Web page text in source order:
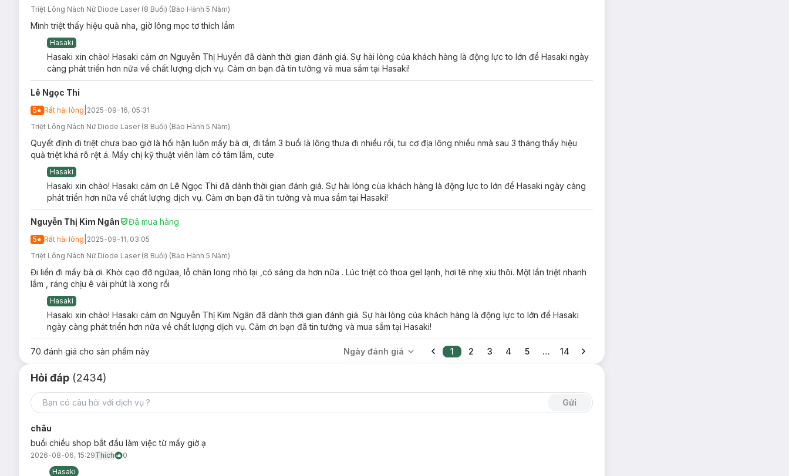
Quy trình triệt lông Diode Laser tại Hasaki Clinic
Đặc quyền liệu trình trọn gói khi khách hàng triệt lông tại Hasaki Clinic
Triệt lông công nghệ Diode Laser vùng nách là gì?
Triệt Lông Nách Nữ Diode Laser (8 Buổi) (Bảo Hành 5 Năm)
Mình triệt thấy hiệu quả nha, giờ lông mọc tơ thích lắm
Hasaki
Hasaki xin chào! Hasaki cảm ơn Nguyễn Thị Huyền đã dành thời gian đánh giá. Sự hài lòng của khách hàng là động lực to lớn để Hasaki ngày
càng phát triển hơn nữa về chất lượng dịch vụ. Cảm ơn bạn đã tin tưởng và mua sắm tại Hasaki!
Lê Ngọc Thi
5 Rất hài lòng 2025-09-16, 05:31
Triệt Lông Nách Nữ Diode Laser (8 Buổi) (Bảo Hành 5 Năm)
Quyết định đi triệt chưa bao giờ là hối hận luôn mấy bà ơi, đi tầm 3 buổi là lông thưa đi nhiều rồi, tui cơ địa lông nhiều nmà sau 3 tháng thấy hiệu
quả triệt khá rõ rệt á. Mấy chị kỹ thuật viên làm có tâm lắm, cute
Hasaki
Hasaki xin chào! Hasaki cảm ơn Lê Ngọc Thi đã dành thời gian đánh giá. Sự hài lòng của khách hàng là động lực to lớn để Hasaki ngày càng
phát triển hơn nữa về chất lượng dịch vụ. Cảm ơn bạn đã tin tưởng và mua sắm tại Hasaki!
Nguyễn Thị Kim Ngân Đã mua hàng
5 Rất hài lòng 2025-09-11, 03:05
Triệt Lông Nách Nữ Diode Laser (8 Buổi) (Bảo Hành 5 Năm)
Đi liền đi mấy bà ơi. Khỏi cạo đỡ ngứaa, lỗ chân long nhỏ lại ,có sáng da hơn nữa . Lúc triệt có thoa gel lạnh, hơi tê nhẹ xíu thôi. Một lần triệt nhanh
lắm , ráng chịu ê vài phút là xong rồi
Hasaki
Hasaki xin chào! Hasaki cảm ơn Nguyễn Thị Kim Ngân đã dành thời gian đánh giá. Sự hài lòng của khách hàng là động lực to lớn để Hasaki
ngày càng phát triển hơn nữa về chất lượng dịch vụ. Cảm ơn bạn đã tin tưởng và mua sắm tại Hasaki!
70 đánh giá cho sản phẩm này Ngày đánh giá 1 2 3 4 5 … 14
Hỏi đáp (2434)
Gửi
châu
buổi chiều shop bắt đầu làm việc từ mấy giờ ạ
2026-08-06, 15:29Thích
0
Hasaki